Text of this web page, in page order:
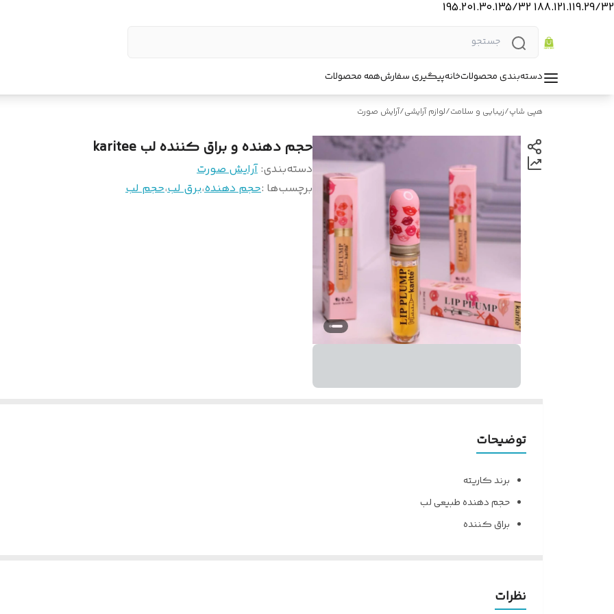
188.121.119.29/32 195.201.30.135/32
دسته‌بندی محصولاتخانهپیگیری سفارشهمه محصولات
هپی شاپ/زیبایی و سلامت/لوازم آرایشی/آرایش صورت
حجم دهنده و براق کننده لب karitee
دسته‌بندی:آرایش صورت
برچسب‌ها :حجم دهنده،برق لب،حجم لب
توضیحات
برند کاریته
حجم دهنده طبیعی لب
براق کننده
بدون رنگ و بونظرات